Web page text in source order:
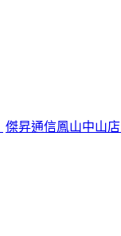
傑昇通信鳳山中山店